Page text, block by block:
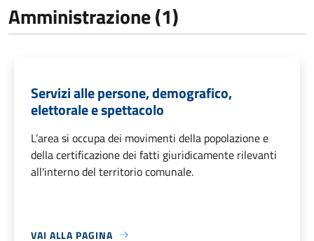
Amministrazione (1)
Servizi alle persone, demografico,
elettorale e spettacolo
L’area si occupa dei movimenti della popolazione e
della certificazione dei fatti giuridicamente rilevanti
all'interno del territorio comunale.
VAI ALLA PAGINA